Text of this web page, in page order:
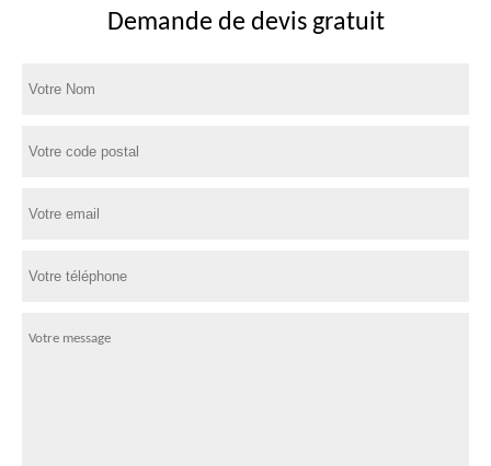
Demande de devis gratuit